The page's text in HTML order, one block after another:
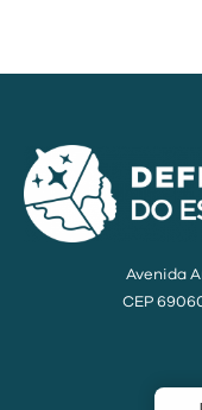
Avenida
CEP